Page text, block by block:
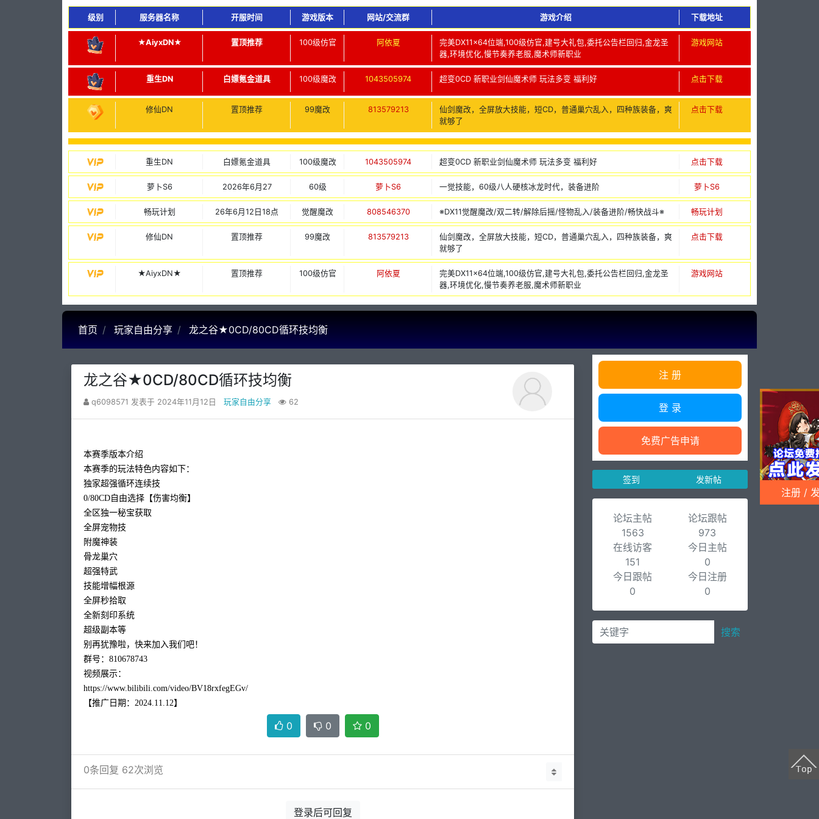
级别 服务器名称 开服时间 游戏版本 网站/交流群 游戏介绍 下载地址
★AiyxDN★ 置顶推荐 100级仿官 阿依夏
完美DX11x64位端,100级仿官,建号大礼包,委托公告栏回归,金龙圣
器,环境优化,慢节奏养老服,魔术师新职业
游戏网站
重生DN 白嫖氪金道具 100级魔改 1043505974 超变0CD 新职业剑仙魔术师 玩法多变 福利好 点击下载
修仙DN 置顶推荐 99魔改 813579213
仙剑魔改，全屏放大技能，短CD，普通巢穴乱入，四种族装备，爽
就够了
点击下载
重生DN 白嫖氪金道具 100级魔改 1043505974 超变0CD 新职业剑仙魔术师 玩法多变 福利好 点击下载
萝卜S6 2026年6月27 60级 萝卜S6 一觉技能，60级八人硬核冰龙时代，装备进阶 萝卜S6
畅玩计划 26年6月12日18点 觉醒魔改 808546370 ※DX11觉醒魔改/双二转/解除后摇/怪物乱入/装备进阶/畅快战斗※ 畅玩计划
修仙DN 置顶推荐 99魔改 813579213
仙剑魔改，全屏放大技能，短CD，普通巢穴乱入，四种族装备，爽
就够了
点击下载
★AiyxDN★ 置顶推荐 100级仿官 阿依夏
完美DX11x64位端,100级仿官,建号大礼包,委托公告栏回归,金龙圣
器,环境优化,慢节奏养老服,魔术师新职业
游戏网站
首页 玩家自由分享 龙之谷★0CD/80CD循环技均衡
龙之谷★0CD/80CD循环技均衡
q6098571 发表于 2024年11月12日 玩家自由分享 62
本赛季版本介绍
本赛季的玩法特色内容如下：
独家超强循环连续技
0/80CD自由选择【伤害均衡】
全区独一秘宝获取
全屏宠物技
附魔神装
骨龙巢穴
超强特武
技能增幅根源
全屏秒拾取
全新刻印系统
超级副本等
别再犹豫啦，快来加入我们吧！
群号： 810678743
视频展示：
https://www.bilibili.com/video/BV18rxfegEGv/
【推广日期： 2024.11. 12】
0 0 0
0条回复 62次浏览
登录后可回复
注 册
登 录
免费广告申请
签到 发新帖
论坛主帖
1563
论坛跟帖
973
在线访客
151
今日主帖
0
今日跟帖
0
今日注册
0
搜索
注册 /